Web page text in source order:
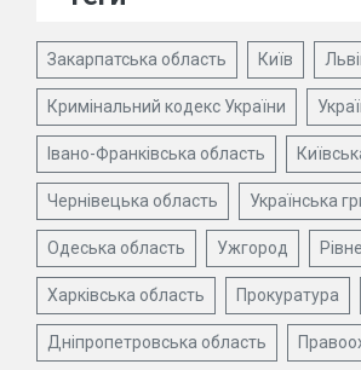
Закарпатська область Київ
Кримінальний кодекс України
Івано-Франківська область
Чернівецька область Українська
Одеська область Ужгород
Харківська область Прокуратура
Дніпропетровська область